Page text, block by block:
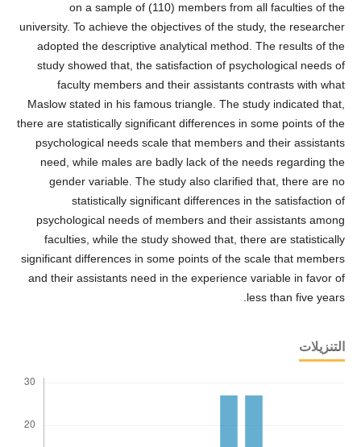
on a sample of (110) members from all faculties of the
university. To achieve the objectives of the study, the researcher
adopted the descriptive analytical method. The results of the
study showed that, the satisfaction of psychological needs of
faculty members and their assistants contrasts with what
Maslow stated in his famous triangle. The study indicated that,
there are statistically significant differences in some points of the
psychological needs scale that members and their assistants
need, while males are badly lack of the needs regarding the
gender variable. The study also clarified that, there are no
statistically significant differences in the satisfaction of
psychological needs of members and their assistants among
faculties, while the study showed that, there are statistically
significant differences in some points of the scale that members
and their assistants need in the experience variable in favor of
less than five years.
التنزيلات